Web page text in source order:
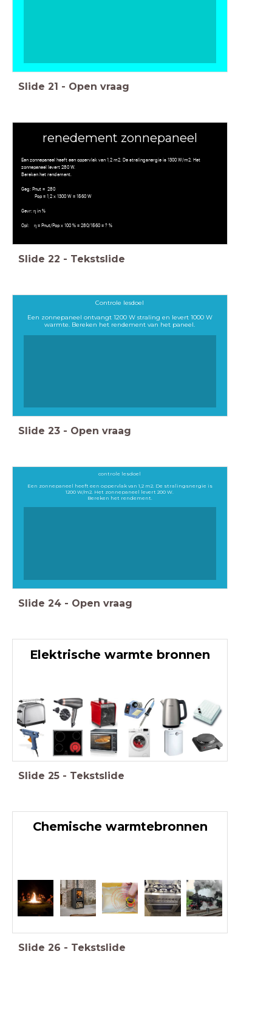
Slide 21 - Open vraag
renedement zonnepaneel
Een zonnepaneel heeft een oppervlak van 1,2 m2. De stralingsnergie is 1300 W/m2. Het
zonnepaneel levert 280 W.
Bereken het rendement.
Geg: Pnut = 280
Pop = 1,2 x 1300 W = 1560 W
Gevr: η in %
Opl: η = Pnut/Pop x 100 % = 280/1560 = ? %
Slide 22 - Tekstslide
Controle lesdoel
Een zonnepaneel ontvangt 1200 W straling en levert 1000 W
warmte. Bereken het rendement van het paneel.
Slide 23 - Open vraag
controle lesdoel
Een zonnepaneel heeft een oppervlak van 1,2 m2. De stralingsnergie is
1200 W/m2. Het zonnepaneel levert 200 W.
Bereken het rendement.
Slide 24 - Open vraag
Elektrische warmte bronnen
Slide 25 - Tekstslide
Chemische warmtebronnen
Slide 26 - Tekstslide